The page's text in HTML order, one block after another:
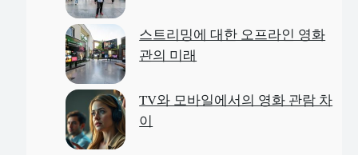
스트리밍에 대한 오프라인 영화
관의 미래
TV와 모바일에서의 영화 관람 차
이